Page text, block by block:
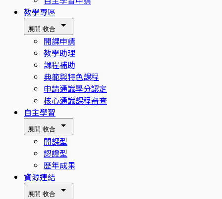
教學專區
展開 收合
開課申請
教學助理
課程補助
典範與特色課程
申請通識學分認定
核心通識課程審查
自主學習
展開 收合
開課型
認證型
歷年成果
資源連結
展開 收合